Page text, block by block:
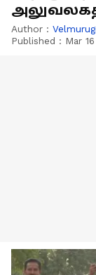
Author :
Published : Mar